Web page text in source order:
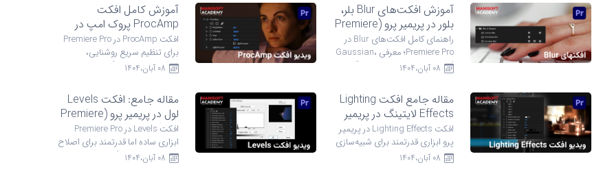
آموزش افکت‌های Blur بلر،
بلور در پریمیر پرو (Premiere
Pro)
راهنمای کامل افکت‌های Blur در
Premiere Pro؛ معرفی Gaussian،
Camera، Directional و دیگر
افکت‌ها با مث ...
08 آبان،1404
آموزش کامل افکت
ProcAmp پروک امپ در
پریمیر پرو (Premiere Pro)
افکت ProcAmp در Premiere Pro
برای تنظیم سریع روشنایی،
طراحی شده و ابزاری سب ...
08 آبان،1404
مقاله جامع افکت Lighting
Effects لایتینگ در پریمیر
پرو
افکت Lighting Effects در پریمیر
پرو ابزاری قدرتمند برای شبیه‌سازی
نور مجازی، تمرکز روی سوژه و ایجاد
...
08 آبان،1404
مقاله جامع: افکت Levels
لول در پریمیر پرو (Premiere
Pro)
افکت Levels در Premiere Pro
ابزاری ساده اما قدرتمند برای اصلاح
نور، کنتراست و رنگ است که هنوز
هم در ...
08 آبان،1404